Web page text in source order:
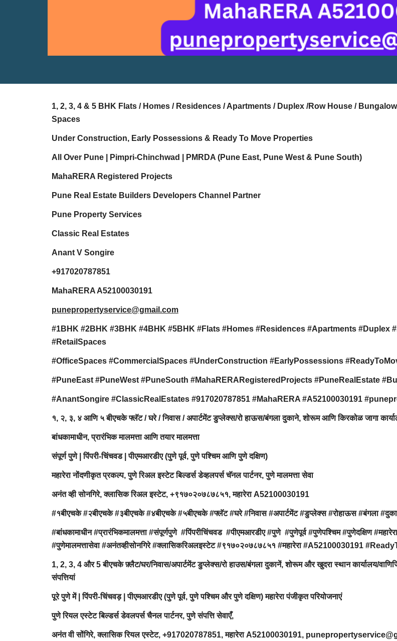
1, 2, 3, 4 & 5 BHK Flats / Homes / Residences / Apartments / Duplex /Row House /
Spaces
Under Construction, Early Possessions & Ready To Move Properties
All Over Pune | Pimpri-Chinchwad | PMRDA (Pune East, Pune West & Pune South)
MahaRERA Registered Projects
Pune Real Estate Builders Developers Channel Partner
Pune Property Services
Classic Real Estates
Anant V Songire
+917020787851
MahaRERA A52100030191
punepropertyservice@gmail.com
#1BHK #2BHK #3BHK #4BHK #5BHK #Flats #Homes #Residences #Apartments
#RetailSpaces
#OfficeSpaces #CommercialSpaces #UnderConstruction #EarlyPossessions
#PuneEast #PuneWest #PuneSouth #MahaRERARegisteredProjects #PuneRealEstate
#AnantSongire #ClassicRealEstates #917020787851 #MahaRERA #A52100030191
१, २, ३, ४ आणि ५ बीएचके फ्लॅट / घरे / निवास / अपार्टमेंट डुप्लेक्स/रो हाऊस/बंगला दुकाने, शोरूम आणि किरकोळ जागा
बांधकामाधीन, प्रारंभिक मालमत्ता आणि तयार मालमत्ता
संपूर्ण पुणे | पिंपरी-चिंचवड | पीएमआरडीए (पुणे पूर्व, पुणे पश्चिम आणि पुणे दक्षिण)
महारेरा नोंदणीकृत प्रकल्प, पुणे रिअल इस्टेट बिल्डर्स डेव्हलपर्स चॅनल पार्टनर, पुणे मालमत्ता सेवा
अनंत व्ही सोनगिरे, क्लासिक रिअल इस्टेट, +९१७०२०७८७८५१, महारेरा A52100030191
#१बीएचके #२बीएचके #३बीएचके #४बीएचके #५बीएचके #फ्लॅट #घरे #निवास #अपार्टमेंट #डुप्लेक्स #रोहाऊस #बंगला
#बांधकामाधीन #प्रारंभिकमालमत्ता #संपूर्णपुणे #पिंपरीचिंचवड #पीएमआरडीए #पुणे #पुणेपूर्व #पुणेपश्चिम #पुणेदक्षिण
#पुणेमालमत्तासेवा #अनंतव्हीसोनगिरे #क्लासिकरिअलइस्टेट #९१७०२०७८७८५१ #महारेरा #A52100030191
1, 2, 3, 4 और 5 बीएचके फ़्लैट/घर/निवास/अपार्टमेंट डुप्लेक्स/रो हाउस/बंगला दुकानें, शोरूम और खुदरा स्थान कार्यालय/
संपत्तियां
पूरे पुणे में | पिंपरी-चिंचवड़ | पीएमआरडीए (पुणे पूर्व, पुणे पश्चिम और पुणे दक्षिण) महारेरा पंजीकृत परियोजनाएं
पुणे रियल एस्टेट बिल्डर्स डेवलपर्स चैनल पार्टनर, पुणे संपत्ति सेवाएँ,
अनंत वी सोंगिरे, क्लासिक रियल एस्टेट, +917020787851, महारेरा A52100030191,